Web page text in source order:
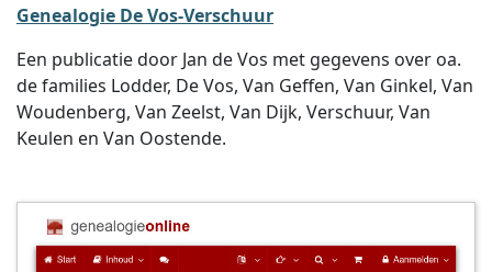
Genealogie De Vos-Verschuur
Een publicatie door Jan de Vos met gegevens over oa.
de families Lodder, De Vos, Van Geffen, Van Ginkel, Van
Woudenberg, Van Zeelst, Van Dijk, Verschuur, Van
Keulen en Van Oostende.